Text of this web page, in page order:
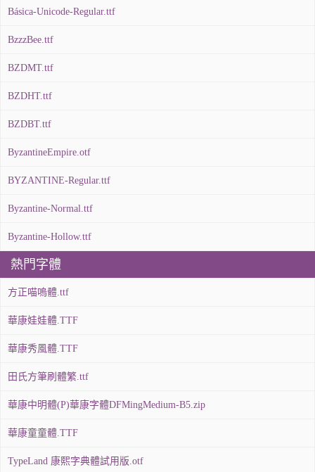
Básica-Unicode-Regular.ttf
BzzzBee.ttf
BZDMT.ttf
BZDHT.ttf
BZDBT.ttf
ByzantineEmpire.otf
BYZANTINE-Regular.ttf
Byzantine-Normal.ttf
Byzantine-Hollow.ttf
熱門字體
方正喵嗚體.ttf
華康娃娃體.TTF
華康秀風體.TTF
田氏方筆刷體繁.ttf
華康中明體(P)華康字體DFMingMedium-B5.zip
華康童童體.TTF
TypeLand 康熙字典體試用版.otf